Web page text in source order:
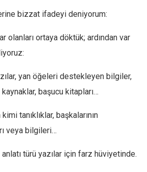
bizzat ifadeyi deniyorum:
olanları ortaya döktük; ardından var
yan öğeleri destekleyen bilgiler,
başucu kitapları…
tanıklıklar, başkalarının
veya bilgileri…
türü yazılar için farz hüviyetinde.